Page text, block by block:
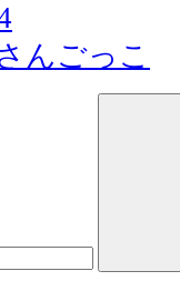
んごっこ